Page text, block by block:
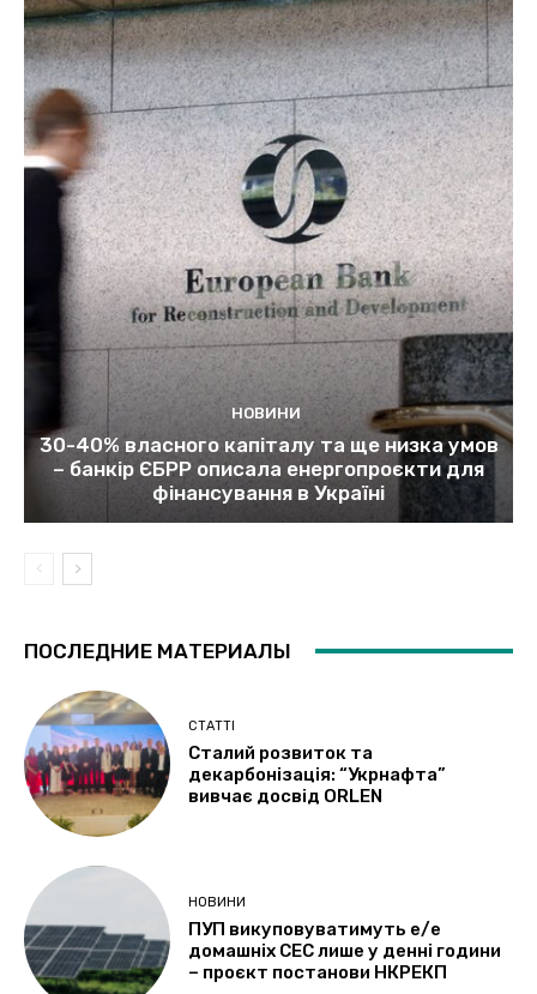
НОВИНИ
30-40% власного капіталу та ще низка умов
– банкір ЄБРР описала енергопроєкти для
фінансування в Україні
ПОСЛЕДНИЕ МАТЕРИАЛЫ
СТАТТІ
Сталий розвиток та
декарбонізація: “Укрнафта”
вивчає досвід ORLEN
НОВИНИ
ПУП викуповуватимуть е/е
домашніх СЕС лише у денні години
– проєкт постанови НКРЕКП